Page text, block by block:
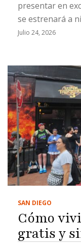
presentar en
se estrenará a
de 2026
Julio 24, 2026
SAN DIEGO
Cómo
gratis y